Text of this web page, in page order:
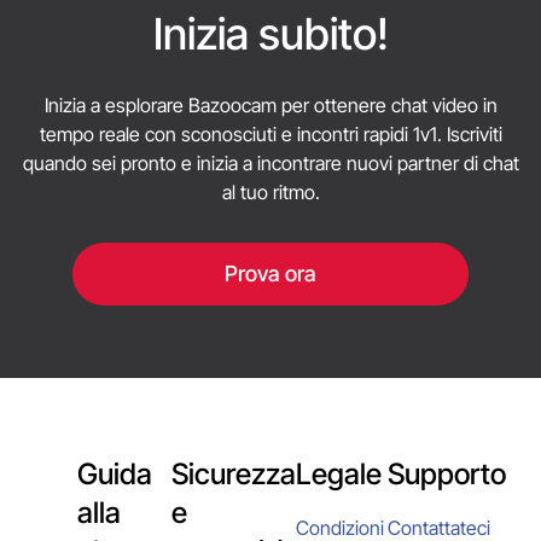
le autorizzazioni per la fotocamera e il
microfono.Inizia subito!
Inizia a esplorare Bazoocam per ottenere chat video in
tempo reale con sconosciuti e incontri rapidi 1v1. Iscriviti
quando sei pronto e inizia a incontrare nuovi partner di chat
al tuo ritmo.
Prova ora
Guida
alla
Sicurezza
e
Legale
Condizioni
Supporto
Contattateci